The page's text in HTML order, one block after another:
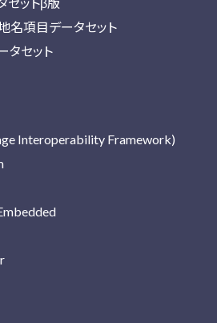
名項目データセット
タセット
Interoperability Framework)